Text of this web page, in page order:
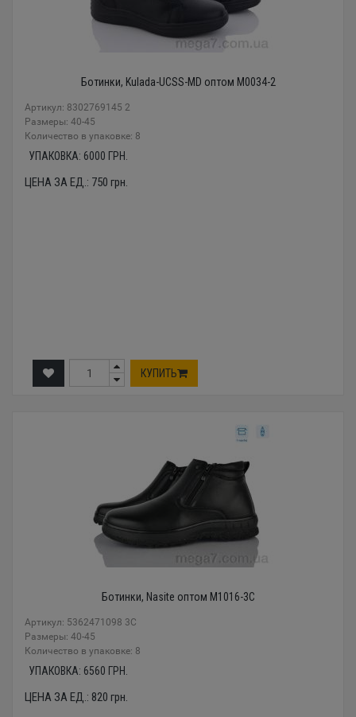
Ботинки, Kulada-UCSS-MD оптом M0034-2
Артикул: 8302769145 2
Размеры: 40-45
Количество в упаковке: 8
УПАКОВКА: 6000 ГРН.
ЦЕНА ЗА ЕД.: 750 грн.
КУПИТЬ
Ботинки, Nasite оптом M1016-3C
Артикул: 5362471098 3C
Размеры: 40-45
Количество в упаковке: 8
УПАКОВКА: 6560 ГРН.
ЦЕНА ЗА ЕД.: 820 грн.